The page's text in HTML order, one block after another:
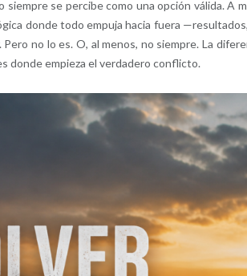
siempre se percibe como una opción válida.
donde todo empuja hacia fuera
Pero no lo es. O, al menos, no siempre. La
donde empieza el verdadero conflicto.